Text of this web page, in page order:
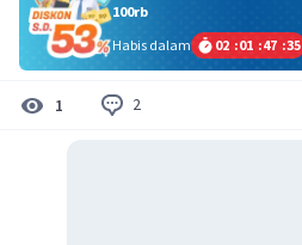
100rb
Habis dalam
02 :01 :47 :34
1 2